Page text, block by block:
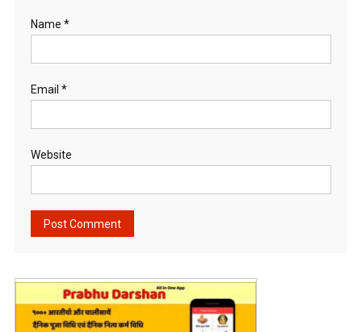
Name *
Email *
Website